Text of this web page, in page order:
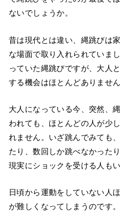
ないでしょうか。
昔は現代とは違い、縄跳びは
な場面で取り入れられていま
っていた縄跳びですが、大人
する機会はほとんどありません
大人になっている今、突然、
われても、ほとんどの人が少
れません。いざ跳んでみても
たり、数回しか跳べなかった
現実にショックを受ける人も
日頃から運動をしていない人
が難しくなってしまうのです